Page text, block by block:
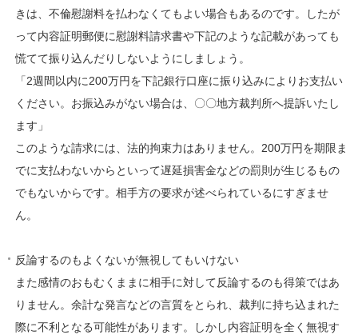
きは、不倫慰謝料を払わなくてもよい場合もあるのです。したが
って内容証明郵便に慰謝料請求書や下記のような記載があっても
慌てて振り込んだりしないようにしましょう。
「2週間以内に200万円を下記銀行口座に振り込みによりお支払い
ください。お振込みがない場合は、〇〇地方裁判所へ提訴いたし
ます」
このような請求には、法的拘束力はありません。200万円を期限ま
でに支払わないからといって遅延損害金などの罰則が生じるもの
でもないからです。相手方の要求が述べられているにすぎませ
ん。
反論するのもよくないが無視してもいけない
また感情のおもむくままに相手に対して反論するのも得策ではあ
りません。余計な発言などの言質をとられ、裁判に持ち込まれた
際に不利となる可能性があります。しかし内容証明を全く無視す